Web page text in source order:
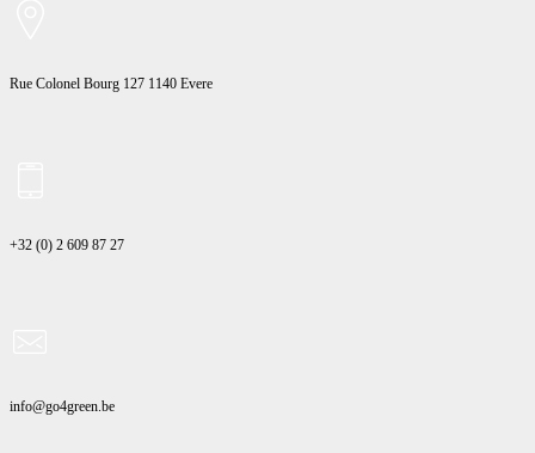
Rue Colonel Bourg 127 1140 Evere
+32 (0) 2 609 87 27
info@go4green.be